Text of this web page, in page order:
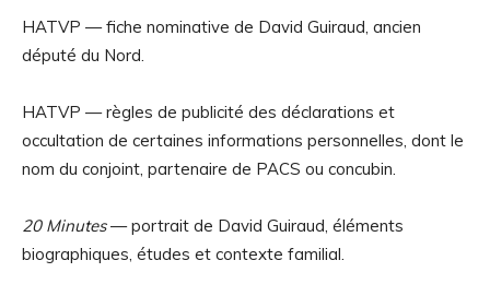
HATVP — fiche nominative de David Guiraud, ancien
député du Nord.
HATVP — règles de publicité des déclarations et
occultation de certaines informations personnelles, dont le
nom du conjoint, partenaire de PACS ou concubin.
20 Minutes— portrait de David Guiraud, éléments
biographiques, études et contexte familial.